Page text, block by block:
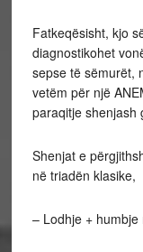
Fatkeqësisht, kjo
diagnostikohet
sepse të sëmurët,
vetëm për një
paraqitje shenjash
Shenjat e
në triadën klasike,
– Lodhje +